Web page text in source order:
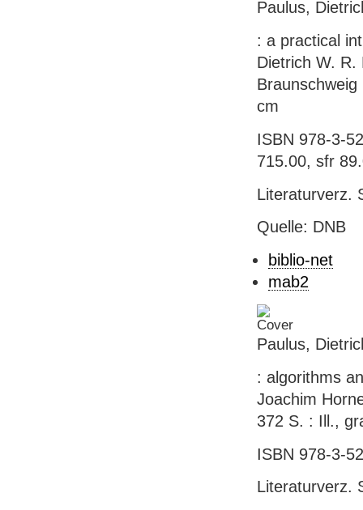
Paulus,
: a practical
Dietrich W.
cm
ISBN 978-3-
715.00, sfr
Literaturverz.
Quelle: DNB
biblio-net
mab2
Paulus,
: algorithms
Joachim
372 S. : Ill.,
ISBN 978-3-
Literaturverz.